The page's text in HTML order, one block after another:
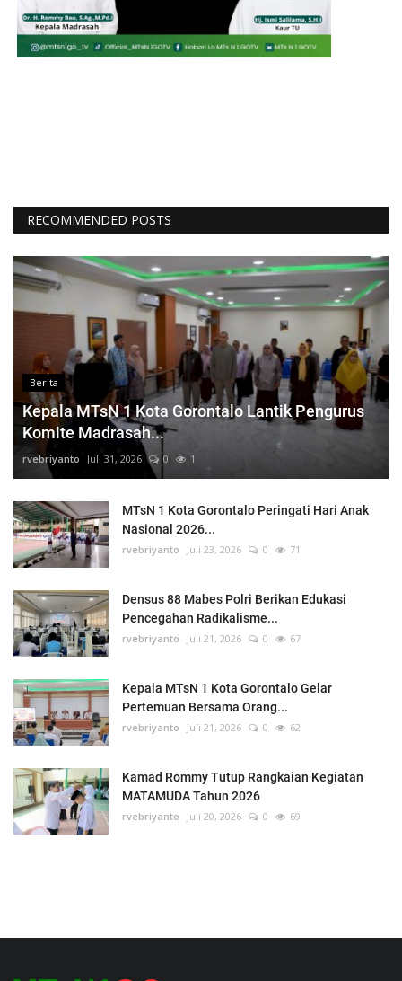
RECOMMENDED POSTS
Berita
Kepala MTsN 1 Kota Gorontalo Lantik Pengurus
Komite Madrasah...
rvebriyanto Juli 31, 2026 0 1
MTsN 1 Kota Gorontalo Peringati Hari Anak
Nasional 2026...
rvebriyanto Juli 23, 2026 0 71
Densus 88 Mabes Polri Berikan Edukasi
Pencegahan Radikalisme...
rvebriyanto Juli 21, 2026 0 67
Kepala MTsN 1 Kota Gorontalo Gelar
Pertemuan Bersama Orang...
rvebriyanto Juli 21, 2026 0 62
Kamad Rommy Tutup Rangkaian Kegiatan
MATAMUDA Tahun 2026
rvebriyanto Juli 20, 2026 0 69